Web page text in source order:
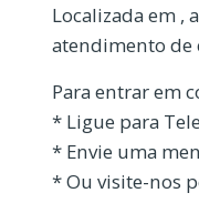
Localizada em , a
atendimento de
Para entrar em
* Ligue para
* Envie uma
* Ou visite-nos